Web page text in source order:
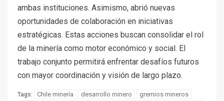
ambas instituciones. Asimismo, abrió nuevas
oportunidades de colaboración en iniciativas
estratégicas. Estas acciones buscan consolidar el rol
de la minería como motor económico y social. El
trabajo conjunto permitirá enfrentar desafíos futuros
con mayor coordinación y visión de largo plazo.
Tags: Chile minería desarrollo minero
gremios mineros